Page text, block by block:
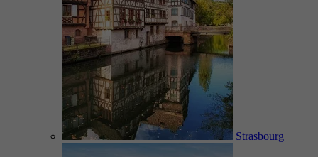
Strasbourg